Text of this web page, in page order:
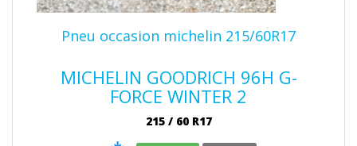
Pneu occasion michelin 215/60R17
MICHELIN GOODRICH 96H G-
FORCE WINTER 2
215 / 60 R17